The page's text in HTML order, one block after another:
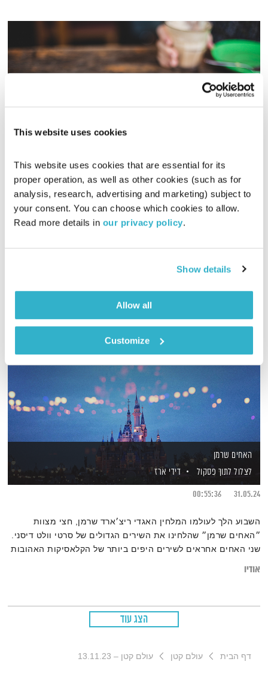
This website uses cookies
This website uses cookies that are essential for its
proper operation, as well as other cookies (such as for
analysis, research, advertising and marketing) subject to
your consent. You can choose which cookies to allow.
Read more details in our privacy policy.
Show details
Allow all
Customize
התעוררות
גליה גלעדי
13.01.20
01:29:00
גליה גלעדי מזמינה אתכם להתעורר יחדיו בכל בוקר
אודיו
האחים שרמן
לצלול לתוך פסקול
דידי ארז
31.05.24
00:55:36
השבוע הלך לעולמו המלחין האגדי ריצ׳ארד שרמן, חצי מצוות
״האחים שרמן״ שהלחינו את השירים הגדולים של סרטי וולט דיסני.
שני האחים אחראים לשירים היפים ביותר של הקלאסיקות האהובות
אודיו
הצג עוד
דף הבית עולם קטן עולם קטן – 13.11.23